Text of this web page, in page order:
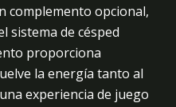
complemento opcional,
sistema de césped
proporciona
la energía tanto al
experiencia de juego